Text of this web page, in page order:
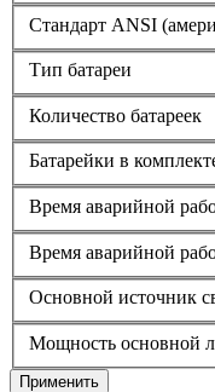
Стандарт ANSI
Тип батареи
Количество батареек
Батарейки в
Время аварийной
Время аварийной
Основной источник
Мощность основной
Применить